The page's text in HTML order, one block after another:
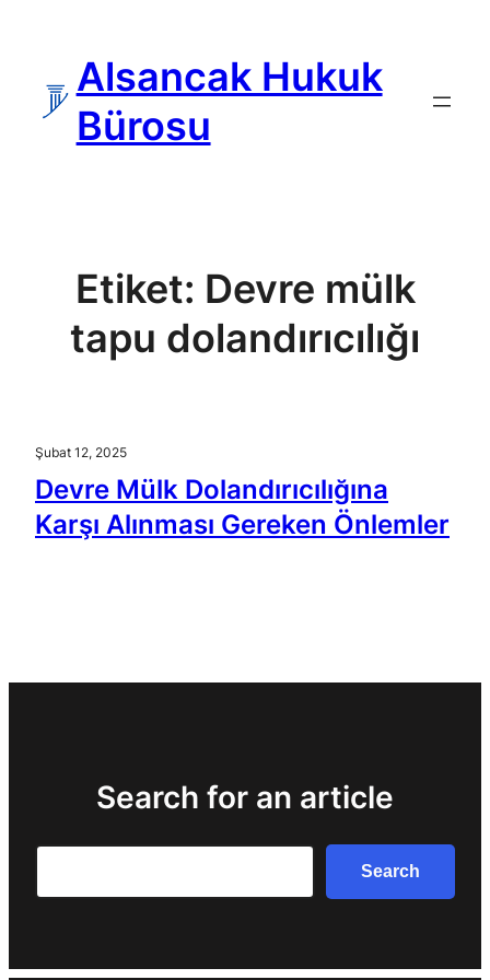
Alsancak Hukuk
Bürosu
Etiket: Devre mülk
tapu dolandırıcılığı
Şubat 12, 2025
Devre Mülk Dolandırıcılığına
Karşı Alınması Gereken Önlemler
Search for an article
Search